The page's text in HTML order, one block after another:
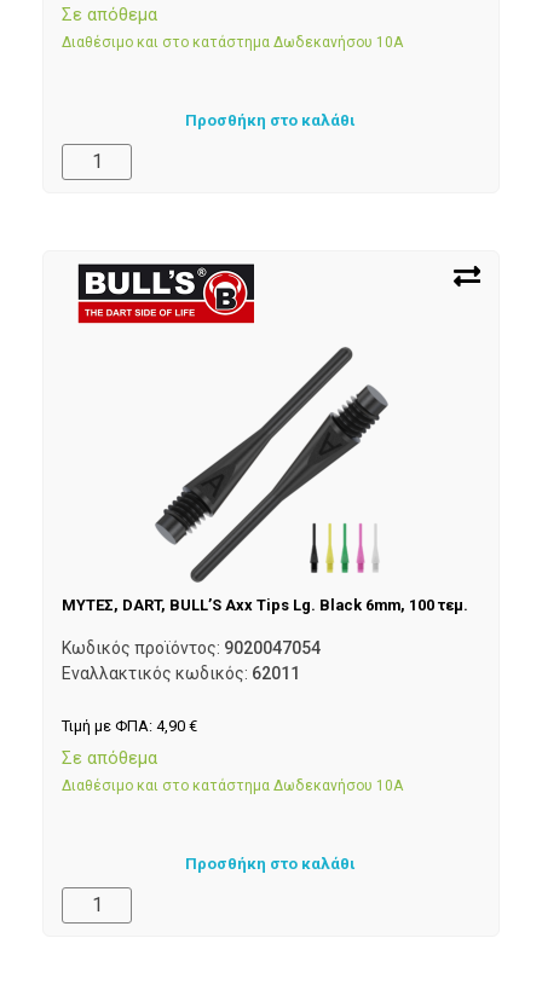
Σε απόθεμα
Διαθέσιμο και στο κατάστημα Δωδεκανήσου 10Α
Προσθήκη στο καλάθι
ΜΥΤΕΣ, DART, BULL’S Axx Tips Lg. Black 6mm, 100 τεμ.
Κωδικός προϊόντος: 9020047054
Εναλλακτικός κωδικός: 62011
Τιμή με ΦΠΑ: 4,90 €
Σε απόθεμα
Διαθέσιμο και στο κατάστημα Δωδεκανήσου 10Α
Προσθήκη στο καλάθι